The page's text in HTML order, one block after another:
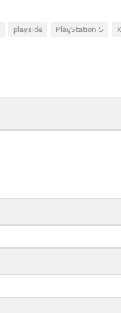
playside PlayStation 5